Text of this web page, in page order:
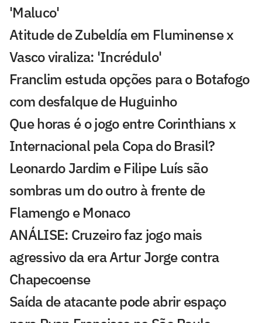
'Maluco'
Atitude de Zubeldía em Fluminense x
Vasco viraliza: 'Incrédulo'
Franclim estuda opções para o Botafogo
com desfalque de Huguinho
Que horas é o jogo entre Corinthians x
Internacional pela Copa do Brasil?
Leonardo Jardim e Filipe Luís são
sombras um do outro à frente de
Flamengo e Monaco
ANÁLISE: Cruzeiro faz jogo mais
agressivo da era Artur Jorge contra
Chapecoense
Saída de atacante pode abrir espaço